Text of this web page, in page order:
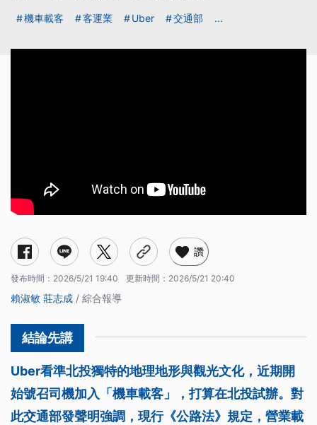
機車載客 客運業 Uber 交通部 ...
讚
發布時間： 2026/5/21 19:40 更新時間： 2026/5/21 20:40
賴淑敏 莊志成 / 綜合報導
Uber看準北投獨特的地理地形與觀光文化，近期開
始號召司機加入「機車載客」，打算在北投試辦。對
此交通部發聲明強調，現行《公路法》規定，營業載